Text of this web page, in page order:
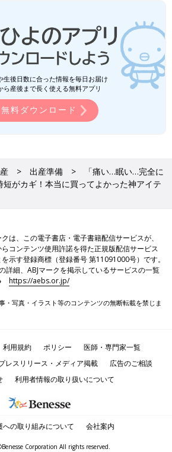
生後日数に合った情報を毎日お届け
ら産後まで長く使える無料アプリ
無料ダウンロード
出産準備
「痛い…眠い…完全に
がカギ！本当に買ってよかった神アイテ
は、この電子書店・電子書籍配信サービスが、
コンテンツ使用許諾を得た正規版配信サービス
示す登録商標（登録番号 第11091000号）です。
詳細、ABJマークを掲示しているサービスの一覧
→https://aebs.or.jp/
・写真・イラスト等のコンテンツの無断転載を禁じま
利用規約 ポリシー
医師・専門家一覧
レスリリース・メディア掲載
広告のご相談
利用者情報の取り扱いについて
への取り組みについて 会社案内
Corporation All rights reserved.